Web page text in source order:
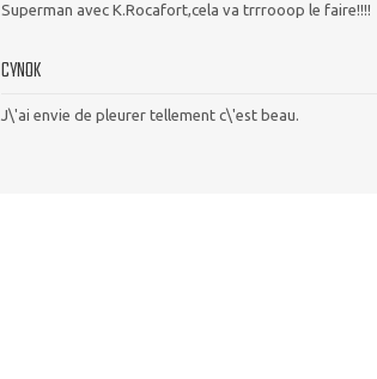
Superman avec K.Rocafort,cela va trrrooop le faire!!!!
CYNOK
J\'ai envie de pleurer tellement c\'est beau.